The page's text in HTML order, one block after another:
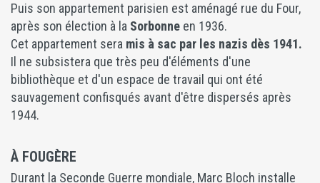
Puis son appartement parisien est aménagé rue du Four,
après son élection à la Sorbonne en 1936.
Cet appartement sera mis à sac par les nazis dès 1941.
Il ne subsistera que très peu d'éléments d'une
bibliothèque et d'un espace de travail qui ont été
sauvagement confisqués avant d'être dispersés après
1944.
À FOUGÈRE
Durant la Seconde Guerre mondiale, Marc Bloch installe